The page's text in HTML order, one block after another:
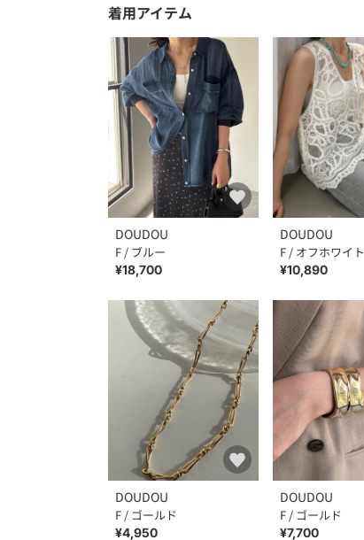
着用アイテム
DOUDOU
F / ブルー
¥18,700
DOUDOU
F / オフホワイト
¥10,890
DOUDOU
F / ゴールド
¥4,950
DOUDOU
F / ゴールド
¥7,700